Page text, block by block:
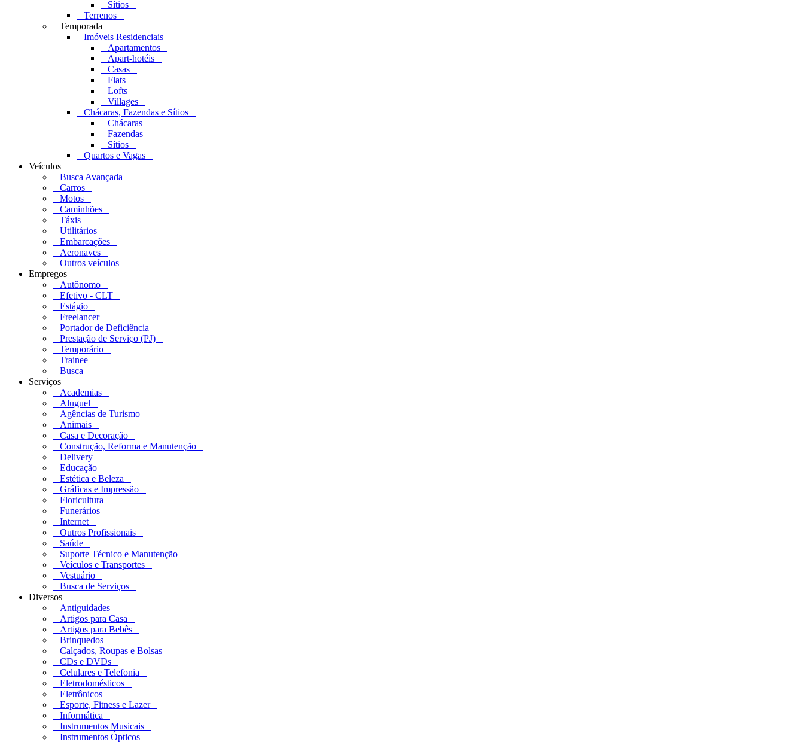
Sítios
Terrenos
Temporada
Imóveis Residenciais
Apartamentos
Apart-hotéis
Casas
Flats
Lofts
Villages
Chácaras, Fazendas e Sítios
Chácaras
Fazendas
Sítios
Quartos e Vagas
Veículos
Busca Avançada
Carros
Motos
Caminhões
Táxis
Utilitários
Embarcações
Aeronaves
Outros veículos
Empregos
Autônomo
Efetivo - CLT
Estágio
Freelancer
Portador de Deficiência
Prestação de Serviço (PJ)
Temporário
Trainee
Busca
Serviços
Academias
Aluguel
Agências de Turismo
Animais
Casa e Decoração
Construção, Reforma e Manutenção
Delivery
Educação
Estética e Beleza
Gráficas e Impressão
Floricultura
Funerários
Internet
Outros Profissionais
Saúde
Suporte Técnico e Manutenção
Veículos e Transportes
Vestuário
Busca de Serviços
Diversos
Antiguidades
Artigos para Casa
Artigos para Bebês
Brinquedos
Calçados, Roupas e Bolsas
CDs e DVDs
Celulares e Telefonia
Eletrodomésticos
Eletrônicos
Esporte, Fitness e Lazer
Informática
Instrumentos Musicais
Instrumentos Ópticos